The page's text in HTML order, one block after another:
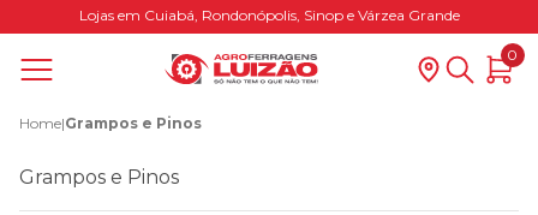
Lojas em Cuiabá, Rondonópolis, Sinop e Várzea Grande
0
Home|Grampos e Pinos
Grampos e Pinos